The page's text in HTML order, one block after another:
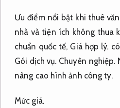
Ưu điểm nổi bật khi thuê
nhà và tiện ích không thua
chuẩn quốc tế, Giá hợp lý.
Gói dịch vụ. Chuyên nghiệp.
nâng cao hình ảnh công ty.
Mức giá.